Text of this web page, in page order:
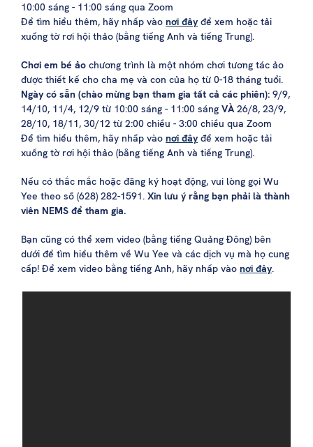
10:00 sáng - 11:00 sáng qua Zoom
Để tìm hiểu thêm, hãy nhấp vào nơi đây để xem hoặc tải
xuống tờ rơi hội thảo (bằng tiếng Anh và tiếng Trung).
Chơi em bé ảo chương trình là một nhóm chơi tương tác ảo
được thiết kế cho cha mẹ và con của họ từ 0-18 tháng tuổi.
Ngày có sẵn (chào mừng bạn tham gia tất cả các phiên): 9/9,
14/10, 11/4, 12/9 từ 10:00 sáng - 11:00 sáng VÀ26/8, 23/9,
28/10, 18/11, 30/12 từ 2:00 chiều - 3:00 chiều qua Zoom
Để tìm hiểu thêm, hãy nhấp vào nơi đây để xem hoặc tải
xuống tờ rơi hội thảo (bằng tiếng Anh và tiếng Trung).
Nếu có thắc mắc hoặc đăng ký hoạt động, vui lòng gọi Wu
Yee theo số (628) 282-1591. Xin lưu ý rằng bạn phải là thành
viên NEMS để tham gia.
Bạn cũng có thể xem video (bằng tiếng Quảng Đông) bên
dưới để tìm hiểu thêm về Wu Yee và các dịch vụ mà họ cung
cấp! Để xem video bằng tiếng Anh, hãy nhấp vào nơi đây.